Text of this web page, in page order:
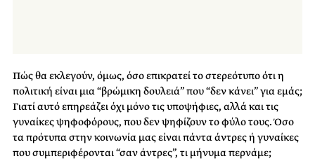
Πώς θα εκλεγούν, όμως, όσο επικρατεί το στερεότυπο ότι η
πολιτική είναι μια “βρώμικη δουλειά” που “δεν κάνει” για εμάς;
Γιατί αυτό επηρεάζει όχι μόνο τις υποψήφιες, αλλά και τις
γυναίκες ψηφοφόρους, που δεν ψηφίζουν το φύλο τους. Όσο
τα πρότυπα στην κοινωνία μας είναι πάντα άντρες ή γυναίκες
που συμπεριφέρονται “σαν άντρες”, τι μήνυμα περνάμε;